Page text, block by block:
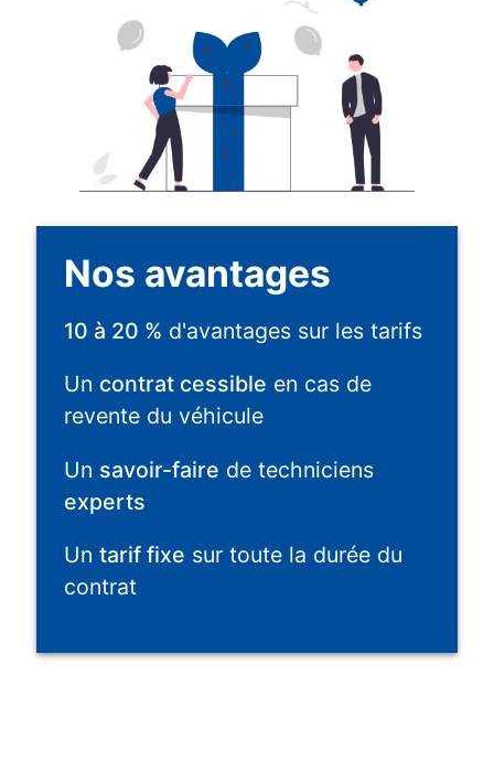
Nos avantages
10 à 20 % d'avantages sur les tarifs
Un contrat cessible en cas de
revente du véhicule
Un savoir-faire de techniciens
experts
Un tarif fixe sur toute la durée du
contrat